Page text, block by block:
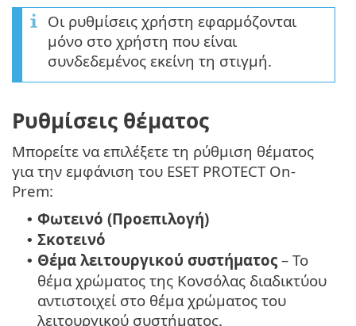
Οι ρυθμίσεις χρήστη εφαρμόζονται
μόνο στο χρήστη που είναι
συνδεδεμένος εκείνη τη στιγμή.
Ρυθμίσεις θέματος
Μπορείτε να επιλέξετε τη ρύθμιση θέματος
για την εμφάνιση του ESET PROTECT On-
Prem:
• Φωτεινό (Προεπιλογή)
• Σκοτεινό
• Θέμα λειτουργικού συστήματος – Το
θέμα χρώματος της Κονσόλας διαδικτύου
αντιστοιχεί στο θέμα χρώματος του
λειτουργικού συστήματος.